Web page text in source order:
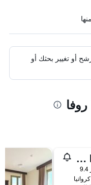
أو تغيير بحثك أو
Spa & Wellness Hotel Pinia